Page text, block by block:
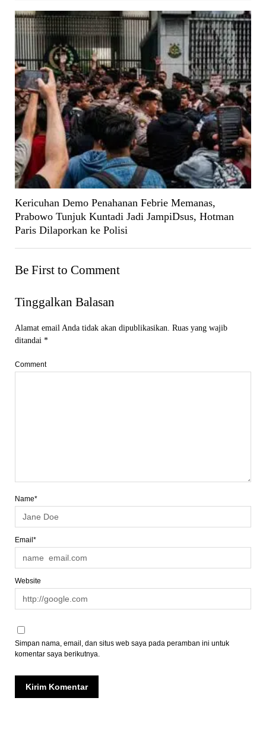
Kericuhan Demo Penahanan Febrie Memanas,
Prabowo Tunjuk Kuntadi Jadi JampiDsus, Hotman
Paris Dilaporkan ke Polisi
Be First to Comment
Tinggalkan Balasan
Alamat email Anda tidak akan dipublikasikan. Ruas yang wajib
ditandai *
Comment
Name*
Email*
Website
Simpan nama, email, dan situs web saya pada peramban ini untuk
komentar saya berikutnya.